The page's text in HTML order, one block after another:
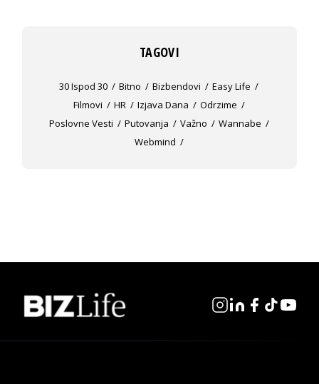
TAGOVI
30 Ispod 30 Bitno Bizbendovi
Easy Life
Filmovi
HR Izjava Dana
Odrzime
Poslovne Vesti
Putovanja Važno
Wannabe
Webmind